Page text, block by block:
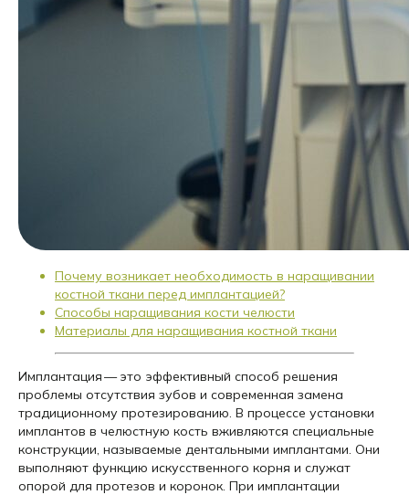
Почему возникает необходимость в наращивании
костной ткани перед имплантацией?
Способы наращивания кости челюсти
Материалы для наращивания костной ткани
Имплантация — это эффективный способ решения
проблемы отсутствия зубов и современная замена
традиционному протезированию. В процессе установки
имплантов в челюстную кость вживляются специальные
конструкции, называемые дентальными имплантами. Они
выполняют функцию искусственного корня и служат
опорой для протезов и коронок. При имплантации